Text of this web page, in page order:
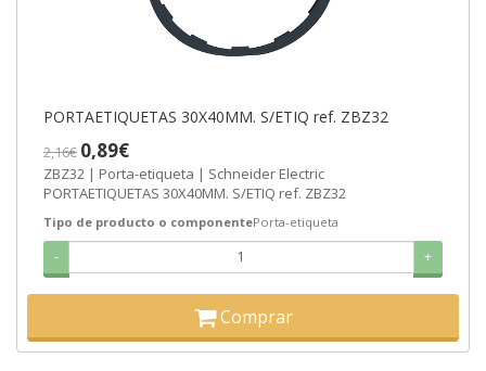
PORTAETIQUETAS 30X40MM. S/ETIQ ref. ZBZ32
2,16€ 0,89€
ZBZ32 | Porta-etiqueta | Schneider Electric
PORTAETIQUETAS 30X40MM. S/ETIQ ref. ZBZ32
Tipo de producto o componentePorta-etiqueta
- +
Comprar